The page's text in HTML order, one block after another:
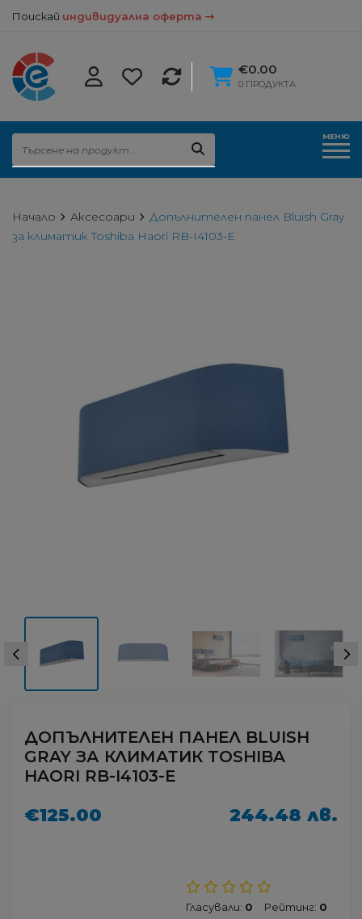
Поискай индивидуална оферта
€0.00
0 ПРОДУКТА
МЕНЮ
Начало Аксесоари
Допълнителен панел Bluish Gray
за климатик Toshiba Haori RB-I4103-E
ДОПЪЛНИТЕЛЕН ПАНЕЛ BLUISH
GRAY ЗА КЛИМАТИК TOSHIBA
HAORI RB-I4103-E
€125.00 244.48 лв.
Гласували: 0 Рейтинг: 0